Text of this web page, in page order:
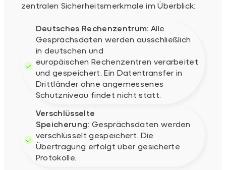
zentralen Sicherheitsmerkmale im Überblick:
Deutsches Rechenzentrum: Alle
Gesprächsdaten werden ausschließlich
in deutschen und
europäischen Rechenzentren verarbeitet
und gespeichert. Ein Datentransfer in
Drittländer ohne angemessenes
Schutzniveau findet nicht statt.
Verschlüsselte
Speicherung: Gesprächsdaten werden
verschlüsselt gespeichert. Die
Übertragung erfolgt über gesicherte
Protokolle.